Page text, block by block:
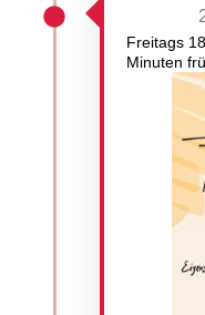
Freitags
Minuten